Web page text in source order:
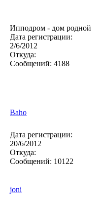
Ипподром - дом родной
Дата регистрации:
2/6/2012
Откуда:
Сообщений: 4188
Baho
Дата регистрации:
20/6/2012
Откуда:
Сообщений: 10122
joni